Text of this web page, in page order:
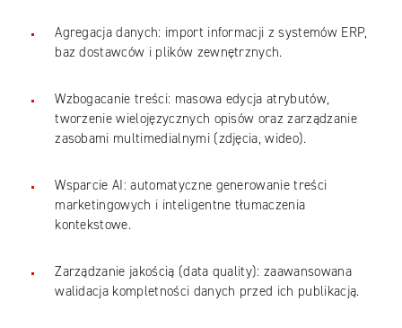
Agregacja danych: import informacji z systemów ERP,
baz dostawców i plików zewnętrznych.
Wzbogacanie treści: masowa edycja atrybutów,
tworzenie wielojęzycznych opisów oraz zarządzanie
zasobami multimedialnymi (zdjęcia, wideo).
Wsparcie AI: automatyczne generowanie treści
marketingowych i inteligentne tłumaczenia
kontekstowe.
Zarządzanie jakością (data quality): zaawansowana
walidacja kompletności danych przed ich publikacją.